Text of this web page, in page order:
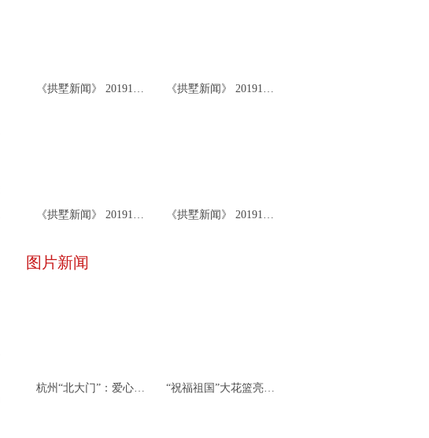
《拱墅新闻》 20191126 《拱墅新闻》 20191122
《拱墅新闻》 20191119 《拱墅新闻》 20191115
图片新闻
杭州“北大门”：爱心接力 携手同行 “祝福祖国”大花篮亮相天安门广场